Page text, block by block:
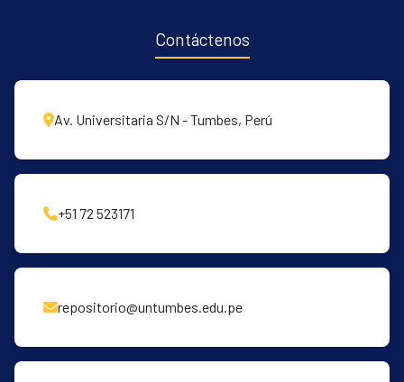
Contáctenos
Av. Universitaria S/N - Tumbes, Perú
+51 72 523171
repositorio@untumbes.edu.pe